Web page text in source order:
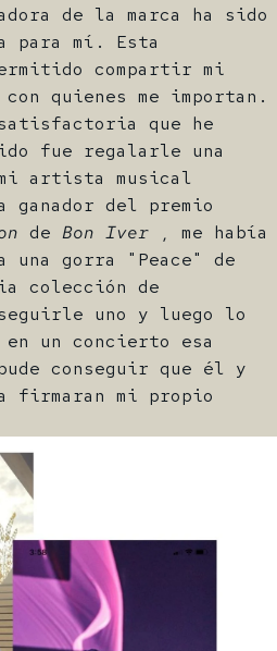
de la marca ha sido
para mí. Esta
compartir mi
quienes me importan.
que he
fue regalarle una
artista musical
del premio
de Bon Iver , me había
una gorra "Peace" de
colección de
uno y luego lo
un concierto esa
conseguir que él y
firmaran mi propio